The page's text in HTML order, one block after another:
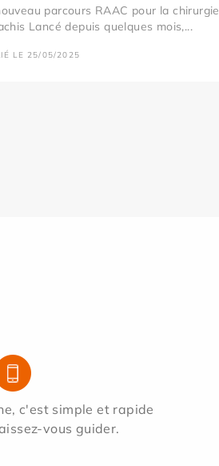
parcours RAAC pour la chirurgie
Lancé depuis quelques mois,...
LE 25/05/2025
c'est simple et rapide
vous guider.